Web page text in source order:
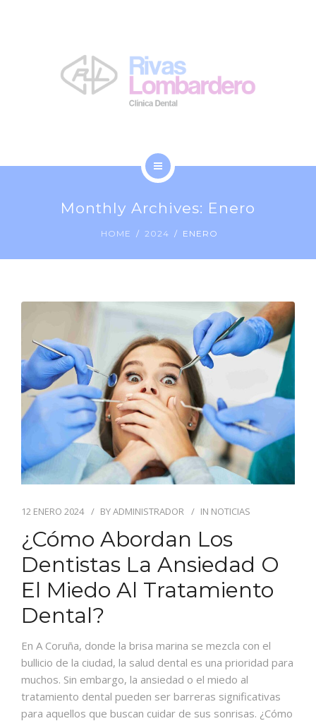
CONTACTO
Monthly Archives: Enero
HOME 2024 ENERO
12 ENERO 2024 BYADMINISTRADOR IN NOTICIAS
¿Cómo Abordan Los
Dentistas La Ansiedad O
El Miedo Al Tratamiento
Dental?
En A Coruña, donde la brisa marina se mezcla con el
bullicio de la ciudad, la salud dental es una prioridad para
muchos. Sin embargo, la ansiedad o el miedo al
tratamiento dental pueden ser barreras significativas
para aquellos que buscan cuidar de sus sonrisas. ¿Cómo